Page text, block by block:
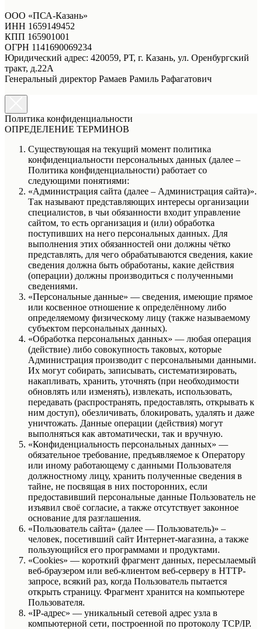
ООО «ПСА-Казань»
ИНН 1659149452
КПП 165901001
ОГРН 1141690069234
Юридический адрес: 420059, РТ, г. Казань, ул. Оренбургский
тракт, д.22А
Генеральный директор Рамаев Рамиль Рафагатович
Политика конфи­денци­альности
ОПРЕДЕЛЕНИЕ ТЕРМИНОВ
Существующая на текущий момент политика
конфиденциальности персональных данных (далее –
Политика конфиденциальности) работает со
следующими понятиями:
«Администрация сайта (далее – Администрация сайта)».
Так называют представляющих интересы организации
специалистов, в чьи обязанности входит управление
сайтом, то есть организация и (или) обработка
поступивших на него персональных данных. Для
выполнения этих обязанностей они должны чётко
представлять, для чего обрабатываются сведения, какие
сведения должна быть обработаны, какие действия
(операции) должны производиться с полученными
сведениями.
«Персональные данные» — сведения, имеющие прямое
или косвенное отношение к определённому либо
определяемому физическому лицу (также называемому
субъектом персональных данных).
«Обработка персональных данных» — любая операция
(действие) либо совокупность таковых, которые
Администрация производит с персональными данными.
Их могут собирать, записывать, систематизировать,
накапливать, хранить, уточнять (при необходимости
обновлять или изменять), извлекать, использовать,
передавать (распространять, предоставлять, открывать к
ним доступ), обезличивать, блокировать, удалять и даже
уничтожать. Данные операции (действия) могут
выполняться как автоматически, так и вручную.
«Конфиденциальность персональных данных» —
обязательное требование, предъявляемое к Оператору
или иному работающему с данными Пользователя
должностному лицу, хранить полученные сведения в
тайне, не посвящая в них посторонних, если
предоставивший персональные данные Пользователь не
изъявил своё согласие, а также отсутствует законное
основание для разглашения.
«Пользователь сайта» (далее — Пользователь)» –
человек, посетивший сайт Интернет-магазина, а также
пользующийся его программами и продуктами.
«Cookies» — короткий фрагмент данных, пересылаемый
веб-браузером или веб-клиентом веб-серверу в HTTP-
запросе, всякий раз, когда Пользователь пытается
открыть страницу. Фрагмент хранится на компьютере
Пользователя.
«IP-адрес» — уникальный сетевой адрес узла в
компьютерной сети, построенной по протоколу TCP/IP.